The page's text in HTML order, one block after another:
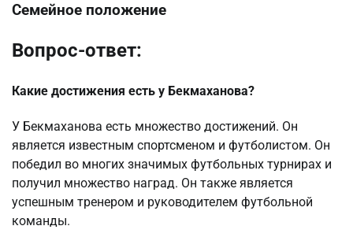
Семейное положение
Вопрос-ответ:
Какие достижения есть у Бекмаханова?
У Бекмаханова есть множество достижений. Он
является известным спортсменом и футболистом. Он
победил во многих значимых футбольных турнирах и
получил множество наград. Он также является
успешным тренером и руководителем футбольной
команды.